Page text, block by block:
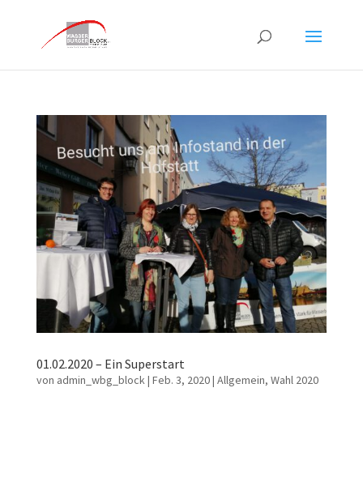
01.02.2020 – Ein Superstart
von admin_wbg_block| Feb. 3, 2020| Allgemein, Wahl 2020